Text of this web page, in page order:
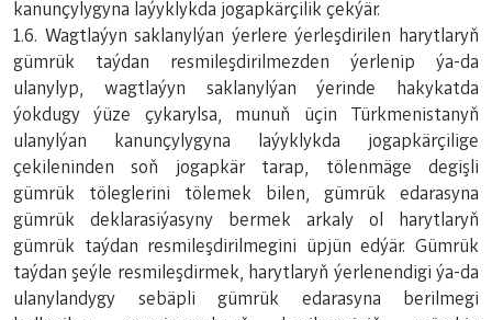
kanunçylygyna laýyklykda jogapkärçilik çekýär.
1.6. Wagtlaýyn saklanylýan ýerlere ýerleşdirilen harytlaryň
gümrük taýdan resmileşdirilmezden ýerlenip ýa-da
ulanylyp, wagtlaýyn saklanylýan ýerinde hakykatda
ýokdugy ýüze çykarylsa, munuň üçin Türkmenistanyň
ulanylýan kanunçylygyna laýyklykda jogapkärçilige
çekileninden soň jogapkär tarap, tölenmäge degişli
gümrük töleglerini tölemek bilen, gümrük edarasyna
gümrük deklarasiýasyny bermek arkaly ol harytlaryň
gümrük taýdan resmileşdirilmegini üpjün edýär. Gümrük
taýdan şeýle resmileşdirmek, harytlaryň ýerlenendigi ýa-da
ulanylandygy sebäpli gümrük edarasyna berilmegi